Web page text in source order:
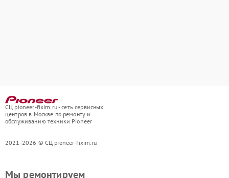
СЦ pioneer-fixim.ru - сеть сервисных
центров в Москве по ремонту и
обслуживанию техники Pioneer
2021-2026 © СЦ pioneer-fixim.ru
Мы ремонтируем